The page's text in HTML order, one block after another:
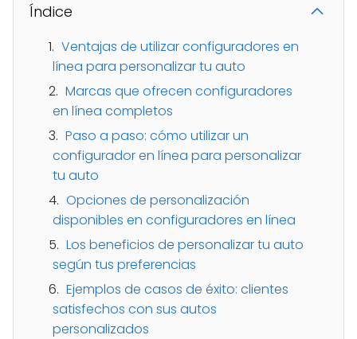
Índice
Ventajas de utilizar configuradores en
línea para personalizar tu auto
Marcas que ofrecen configuradores
en línea completos
Paso a paso: cómo utilizar un
configurador en línea para personalizar
tu auto
Opciones de personalización
disponibles en configuradores en línea
Los beneficios de personalizar tu auto
según tus preferencias
Ejemplos de casos de éxito: clientes
satisfechos con sus autos
personalizados